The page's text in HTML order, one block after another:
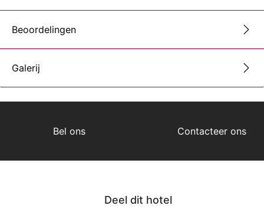
Beoordelingen
Galerij
Bel ons Contacteer ons
Deel dit hotel